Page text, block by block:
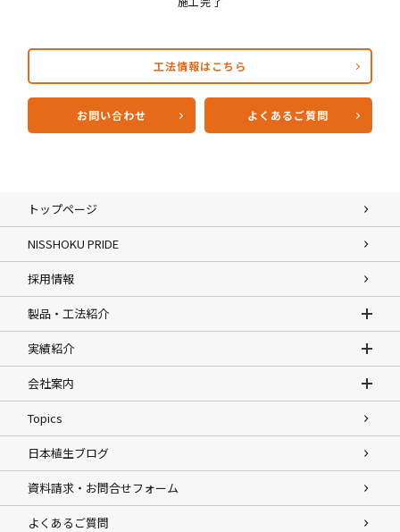
工法情報はこちら
お問い合わせ よくあるご質問
トップページ
NISSHOKU PRIDE
採用情報
製品・工法紹介
実績紹介
会社案内
Topics
日本植生ブログ
資料請求・お問合せフォーム
よくあるご質問